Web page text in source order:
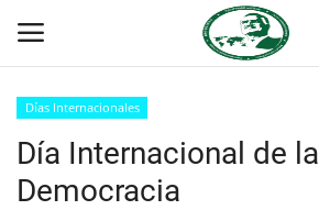
Inicio
Días Internacionales
Día Internacional de la
Democracia